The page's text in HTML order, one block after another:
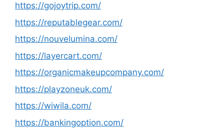
https://gojoytrip.com/
https://reputablegear.com/
https://nouvelumina.com/
https://layercart.com/
https://organicmakeupcompany.com/
https://playzoneuk.com/
https://wiwila.com/
https://bankingoption.com/